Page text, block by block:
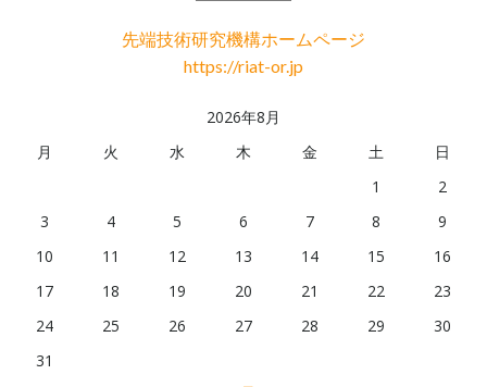
カ
イ
先端技術研究機構ホームページ
https://riat-or.jp
2026年8月
月
火 水 木 金 土
日
1
2
3
4 5 6 7 8
9
10
11 12 13 14 15
16
17
18 19 20 21 22
23
24
25 26 27 28 29
30
31